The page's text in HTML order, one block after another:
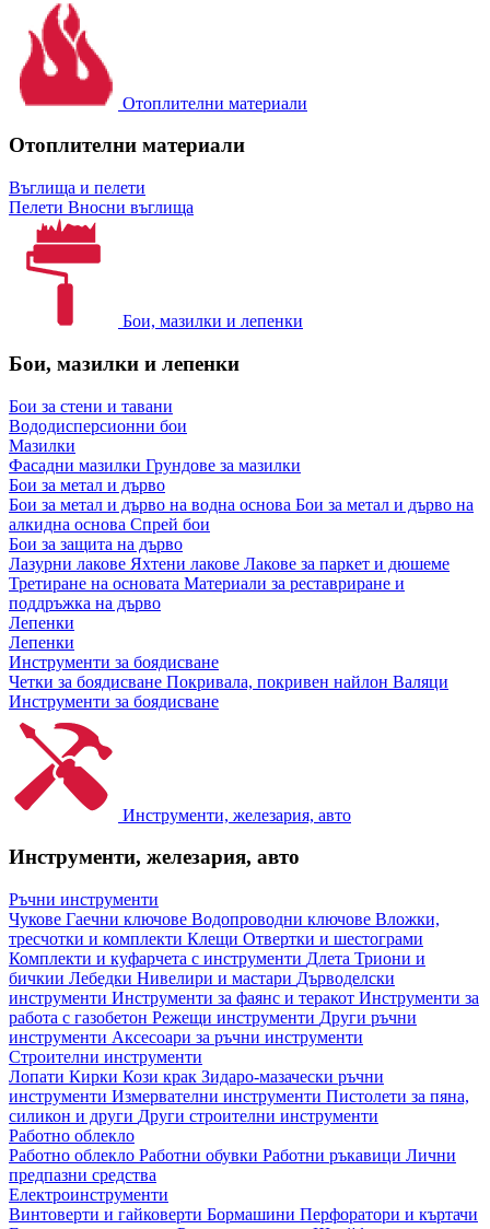
Отоплителни материали
Отоплителни материали
Въглища и пелети
Пелети Вносни въглища
Бои, мазилки и лепенки
Бои, мазилки и лепенки
Бои за стени и тавани
Вододисперсионни бои
Мазилки
Фасадни мазилки Грундове за мазилки
Бои за метал и дърво
Бои за метал и дърво на водна основа Бои за метал и дърво на
алкидна основа Спрей бои
Бои за защита на дърво
Лазурни лакове Яхтени лакове Лакове за паркет и дюшеме
Третиране на основата Материали за реставриране и
поддръжка на дърво
Лепенки
Лепенки
Инструменти за боядисване
Четки за боядисване Покривала, покривен найлон Валяци
Инструменти за боядисване
Инструменти, железария, авто
Инструменти, железария, авто
Ръчни инструменти
Чукове Гаечни ключове Водопроводни ключове Вложки,
тресчотки и комплекти Клещи Отвертки и шестограми
Комплекти и куфарчета с инструменти Длета Триони и
бичкии Лебедки Нивелири и мастари Дърводелски
инструменти Инструменти за фаянс и теракот Инструменти за
работа с газобетон Режещи инструменти Други ръчни
инструменти Аксесоари за ръчни инструменти
Строителни инструменти
Лопати Кирки Кози крак Зидаро-мазачески ръчни
инструменти Измервателни инструменти Пистолети за пяна,
силикон и други Други строителни инструменти
Работно облекло
Работно облекло Работни обувки Работни ръкавици Лични
предпазни средства
Електроинструменти
Винтоверти и гайковерти Бормашини Перфоратори и къртачи